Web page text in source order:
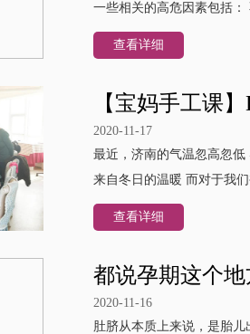
一些相关的高危因素包括
查看详细
【宝妈手工课
2020-11-17
最近，济南的气温忽高忽
来自冬日的温暖 而对于我
查看详细
都说孕期这个
2020-11-16
肚脐从本质上来说，是胎